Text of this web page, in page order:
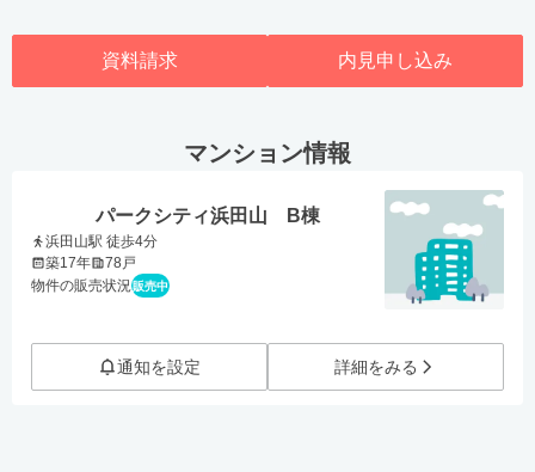
資料請求 内見申し込み
マンション情報
パークシティ浜田山 B棟
浜田山駅 徒歩4分
築17年
78戸
物件の販売状況販売中
通知を設定 詳細をみる